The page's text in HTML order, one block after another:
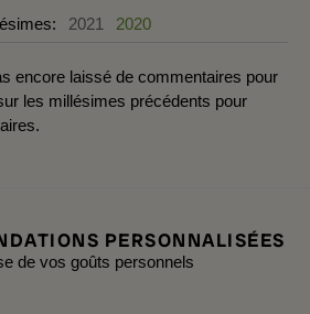
2021 2020
encore laissé de commentaires pour
les millésimes précédents pour
PERSONNALISÉES
de vos goûts personnels